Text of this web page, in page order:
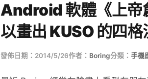
Android 軟體《上帝
以畫出 KUSO 的四格
發佈日期：2014/5/26作者： Boring分類： 手機